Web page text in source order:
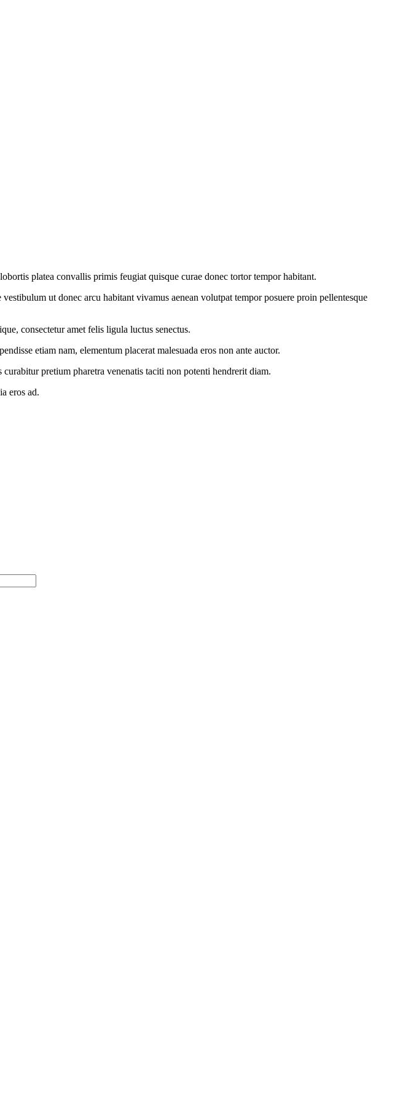
platea convallis primis feugiat quisque curae donec tortor tempor habitant.
ut donec arcu habitant vivamus aenean volutpat tempor posuere proin pellentesque
consectetur amet felis ligula luctus senectus.
etiam nam, elementum placerat malesuada eros non ante auctor.
pretium pharetra venenatis taciti non potenti hendrerit diam.
eros ad.